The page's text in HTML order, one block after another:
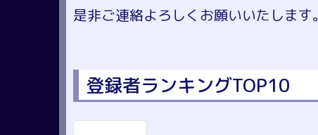
是非ご連絡よろしくお願いいたします。
登録者ランキングTOP10